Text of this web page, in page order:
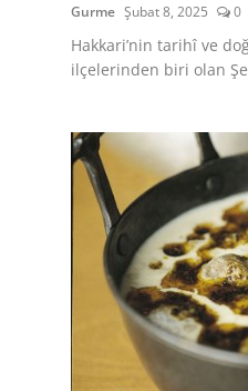
Gıda Sözlüğü & Nedir?
Yemek Tarifleri & Menüler
Gurme Şubat 8, 2025 0
Hakkari’nin tarihî ve
ilçelerinden biri olan